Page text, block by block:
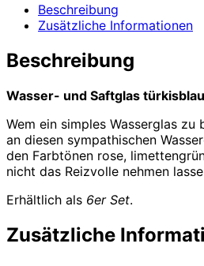
Beschreibung
Zusätzliche Informationen
Beschreibung
Wasser- und Saftglas türkisblau
Wem ein simples Wasserglas
an diesen sympathischen
den Farbtönen rose,
nicht das Reizvolle nehmen
Erhältlich als 6er Set.
Zusätzliche